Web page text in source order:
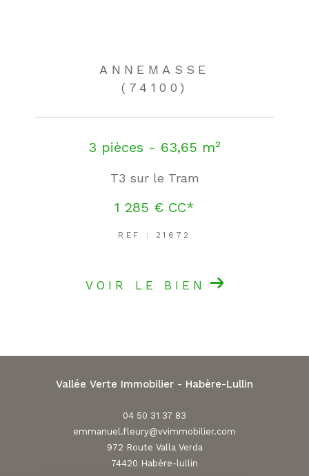
ANNEMASSE
(74100)
3 pièces - 63,65 m²
T3 sur le Tram
1 285 € CC*
REF : 21672
VOIR LE BIEN
Vallée Verte Immobilier - Habère-Lullin
04 50 31 37 83
emmanuel.fleury@vvimmobilier.com
972 Route Valla Verda
74420
habère-lullin